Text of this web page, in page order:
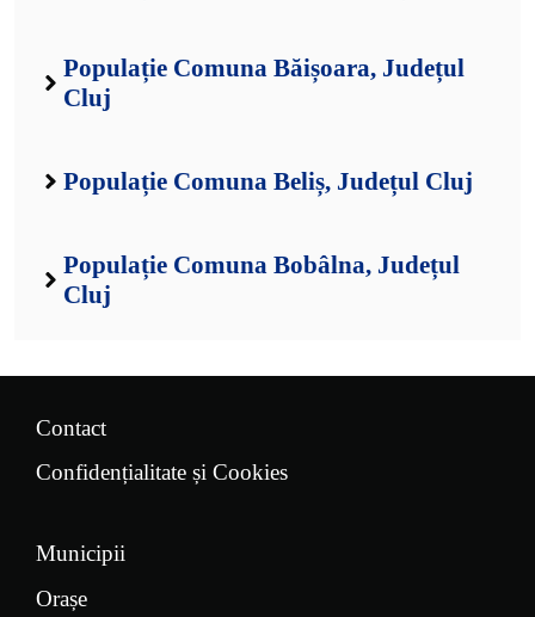
Populație Comuna Băișoara, Județul
Cluj
Populație Comuna Beliș, Județul Cluj
Populație Comuna Bobâlna, Județul
Cluj
Contact
Confidențialitate și Cookies
Municipii
Orașe